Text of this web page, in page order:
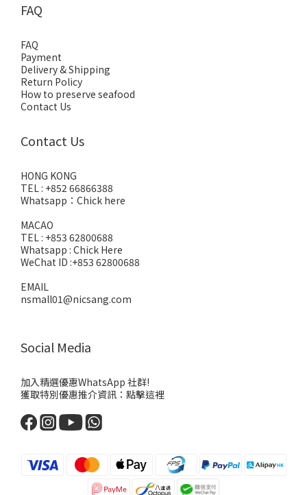
FAQ
FAQ
Payment
Delivery & Shipping
Return Policy
How to preserve seafood
Contact Us
Contact Us
HONG KONG
TEL : +852 66866388
Whatsapp： Chick here
MACAO
TEL : +853 62800688
Whatsapp : Chick Here
WeChat ID :+853 62800688
EMAIL
nsmall01@nicsang.com
Social Media
加入精選優惠WhatsApp 社群!
獲取特別優惠推介資訊： 點擊這裡